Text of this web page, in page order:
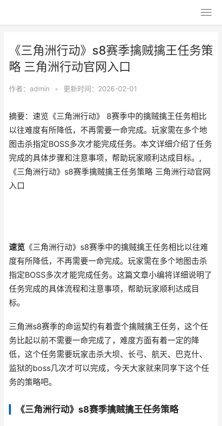
《三角洲行动》s8赛季擒贼擒王任务策
略 三角洲行动官网入口
作者： admin • 更新时间：2026-02-01
摘要：速览《三角洲行动》 8赛季中的擒贼擒王任务相比
以往难度有所降低，不再需要一命完成。玩家需在多个地
图击杀指定BOSS多次才能完成任务。本文详细介绍了任务
完成的具体步骤和注意事项，帮助玩家顺利达成目标。,
《三角洲行动》s8赛季擒贼擒王任务策略 三角洲行动官网
入口
速览 《三角洲行动》s8赛季中的擒贼擒王任务相比以往难
度有所降低，不再需要一命完成。玩家需在多个地图击杀
指定BOSS多次才能完成任务。这篇文章小编将详细说明了
任务完成的具体流程和注意事项，帮助玩家顺利达成目
标。
三角洲s8赛季的命运契约有着壹个擒贼擒王任务，这个任
务比起以前不需要一命完成了，难度方面有着一定的降
低，这个任务需要玩家击杀大坝、长弓、航天、巴克什、
监狱的boss几次才可以完成，今天大家就来同享下这个任
务的策略吧。
《三角洲行动》s8赛季擒贼擒王任务策略